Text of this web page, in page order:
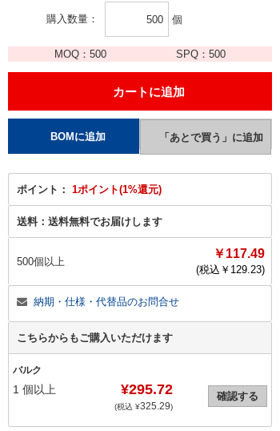
購入数量 個
MOQ：500 SPQ： 500
ポイント： 1ポイント(1%還元)
送料： 送料無料でお届けします
500個以上
￥117.49
(税込￥ 129.23)
納期・仕様・代替品のお問合せ
こちらからもご購入いただけます
バルク
1 個以上 ¥295.72
(税込 ¥325.29)
確認する